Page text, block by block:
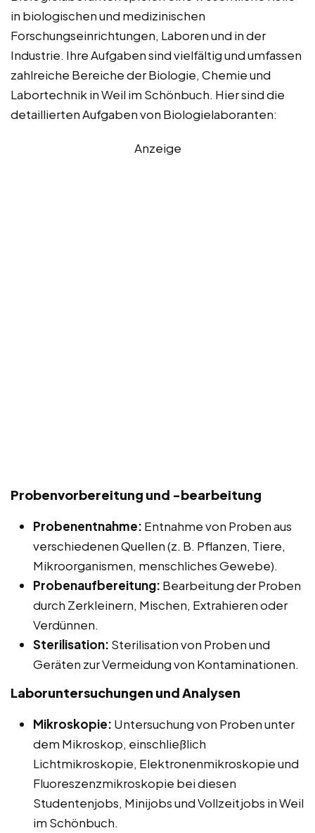
in biologischen und medizinischen
Forschungseinrichtungen, Laboren und in der
Industrie. Ihre Aufgaben sind vielfältig und umfassen
zahlreiche Bereiche der Biologie, Chemie und
Labortechnik in Weil im Schönbuch. Hier sind die
detaillierten Aufgaben von Biologielaboranten:
Anzeige
Probenvorbereitung und -bearbeitung
Probenentnahme: Entnahme von Proben aus
verschiedenen Quellen (z. B. Pflanzen, Tiere,
Mikroorganismen, menschliches Gewebe).
Probenaufbereitung: Bearbeitung der Proben
durch Zerkleinern, Mischen, Extrahieren oder
Verdünnen.
Sterilisation: Sterilisation von Proben und
Geräten zur Vermeidung von Kontaminationen.
Laboruntersuchungen und Analysen
Mikroskopie: Untersuchung von Proben unter
dem Mikroskop, einschließlich
Lichtmikroskopie, Elektronenmikroskopie und
Fluoreszenzmikroskopie bei diesen
Studentenjobs, Minijobs und Vollzeitjobs in Weil
im Schönbuch.